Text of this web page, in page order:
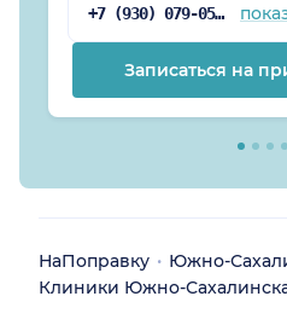
+7 (930) 079-05-91
Записаться на
НаПоправку
Южно-
Клиники Южно-